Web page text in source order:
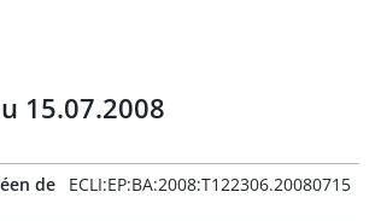
15.07.2008
de
ECLI:EP:BA:2008:T122306.20080715